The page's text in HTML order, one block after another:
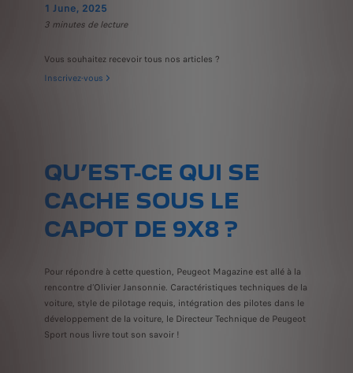
1 June, 2025
3 minutes de lecture
Vous souhaitez recevoir tous nos articles ?
Inscrivez-vous
QU’EST-CE QUI SE
CACHE SOUS LE
CAPOT DE 9X8 ?
Pour répondre à cette question, Peugeot Magazine est allé à la
rencontre d’Olivier Jansonnie. Caractéristiques techniques de la
voiture, style de pilotage requis, intégration des pilotes dans le
développement de la voiture, le Directeur Technique de Peugeot
Sport nous livre tout son savoir !